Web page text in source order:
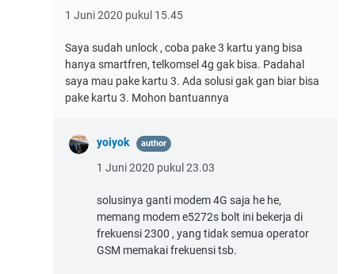
1 Juni 2020 pukul 15.45
Saya sudah unlock , coba pake 3 kartu yang bisa
hanya smartfren, telkomsel 4g gak bisa. Padahal
saya mau pake kartu 3. Ada solusi gak gan biar bisa
pake kartu 3. Mohon bantuannya
yoiyok
1 Juni 2020 pukul 23.03
solusinya ganti modem 4G saja he he,
memang modem e5272s bolt ini bekerja di
frekuensi 2300 , yang tidak semua operator
GSM memakai frekuensi tsb.